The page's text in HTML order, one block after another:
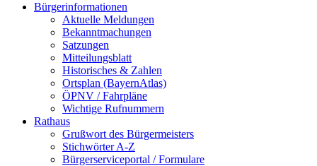
Bürgerinformationen
Aktuelle Meldungen
Bekanntmachungen
Satzungen
Mitteilungsblatt
Historisches & Zahlen
Ortsplan (BayernAtlas)
ÖPNV / Fahrpläne
Wichtige Rufnummern
Rathaus
Grußwort des Bürgermeisters
Stichwörter A-Z
Bürgerserviceportal / Formulare